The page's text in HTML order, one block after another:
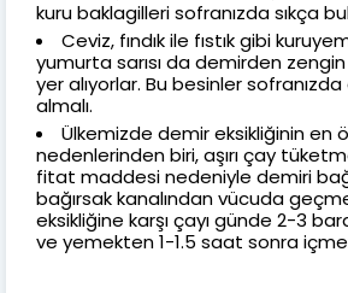
kuru baklagilleri sofranızda sıkça
Ceviz, fındık ile fıstık gibi
yumurta sarısı da demirden
yer alıyorlar. Bu besinler
almalı.
Ülkemizde demir eksikliğinin en
nedenlerinden biri, aşırı çay
fitat maddesi nedeniyle demiri
bağırsak kanalından vücuda
eksikliğine karşı çayı günde 2-3
ve yemekten 1-1.5 saat sonra